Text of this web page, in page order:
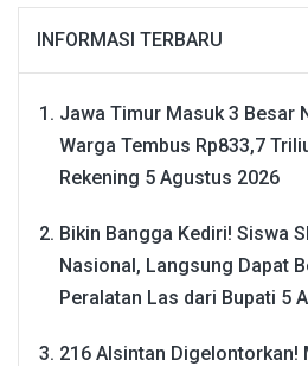
INFORMASI TERBARU
Jawa Timur Masuk 3 Besar
Warga Tembus Rp833,7
Rekening 5 Agustus 2026
Bikin Bangga Kediri! Siswa
Nasional, Langsung Dapat
Peralatan Las dari Bupati 5
216 Alsintan Digelontorkan!